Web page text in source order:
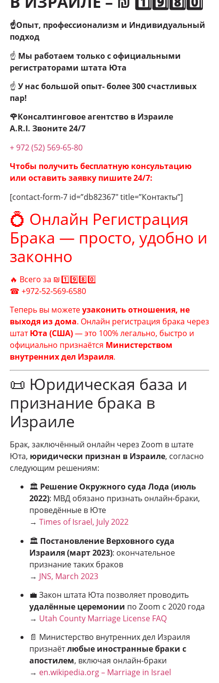
☝Опыт, профессионализм и Индивидуальный
подход
☝ Мы работаем только с официальными
регистраторами штата Юта
☝ У нас большой опыт- более 300 счастливых
пар!
🌹Консалтинговое агентство в Израиле
A.R.I. Звоните 24/7
+ 972 (52) 569-65-80
Чтобы получить бесплатную консультацию
или оставить заявку пишите 24/7:
[contact-form-7 id=”db82367″ title=”Контакты”]
💍 Онлайн Регистрация
Брака — просто, удобно и
законно
🔥 Всего за ₪ 1️⃣9️⃣8️⃣0️⃣
☎ +972‑52‑569‑6580
Теперь вы можетеузаконить отношения, не
выходя из дома. Онлайн регистрация брака через
штатЮта (США)— это 100% легально, быстро и
официально признаётся Министерством
внутренних дел Израиля.
📜 Юридическая база и
признание брака в
Израиле
Брак, заключённый онлайн через Zoom в штате
Юта, юридически признан в Израиле, согласно
следующим решениям:
🏛 Решение Окружного суда Лода (июль
2022): МВД обязано признать онлайн-браки,
проведённые в Юте
→ Times of Israel, July 2022
🏛 Постановление Верховного суда
Израиля (март 2023): окончательное
признание таких браков
→ JNS, March 2023
💼 Закон штата Юта позволяет проводить
удалённые церемонии по Zoom с 2020 года
→ Utah County Marriage License FAQ
📄 Министерство внутренних дел Израиля
признаётлюбые иностранные браки с
апостилем, включая онлайн-браки
→ en.wikipedia.org – Marriage in Israel